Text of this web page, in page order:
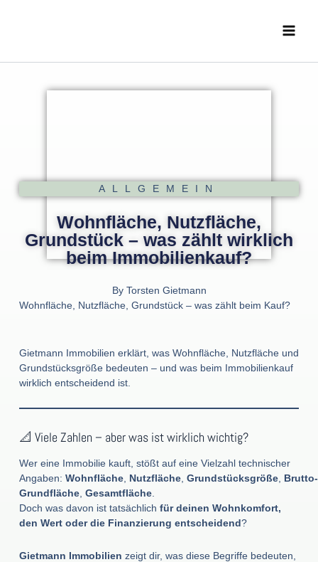
Menu
ALLGEMEIN
Wohnfläche, Nutzfläche,
Grundstück – was zählt wirklich
beim Immobilienkauf?
ByTorsten Gietmann
Wohnfläche, Nutzfläche, Grundstück – was zählt beim Kauf?
Gietmann Immobilien erklärt, was Wohnfläche, Nutzfläche und
Grundstücksgröße bedeuten – und was beim Immobilienkauf
wirklich entscheidend ist.
📐 Viele Zahlen – aber was ist wirklich wichtig?
Wer eine Immobilie kauft, stößt auf eine Vielzahl technischer
Angaben: Wohnfläche, Nutzfläche, Grundstücksgröße, Brutto-
Grundfläche, Gesamtfläche.
Doch was davon ist tatsächlich für deinen Wohnkomfort,
den Wert oder die Finanzierung entscheidend?
Gietmann Immobilien zeigt dir, was diese Begriffe bedeuten,